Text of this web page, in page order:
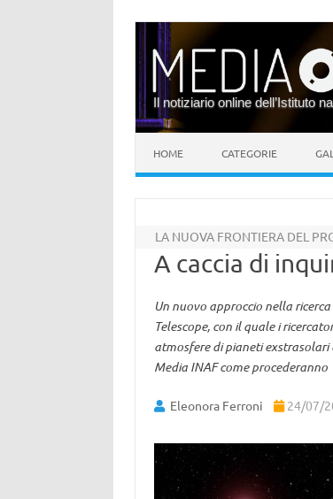
Il notiziario online dell’Istituto
HOME CATEGORIE
LA NUOVA FRONTIERA DEL
A caccia di
Un nuovo approccio nella
Telescope, con il quale i
atmosfere di pianeti
Media INAF come procederanno
Eleonora Ferroni 24/07/